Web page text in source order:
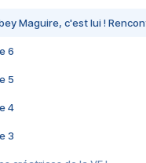
Maguire, c'est lui !
6
5
4
3